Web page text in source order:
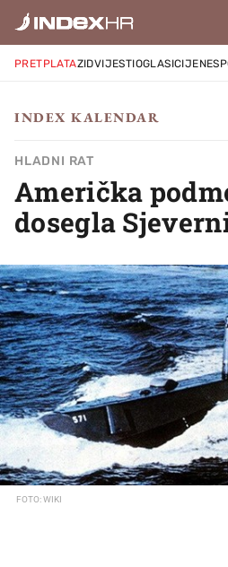
PRETPLATAZIDVIJESTIOGLASICIJENE
INDEX KALENDAR
HLADNI RAT
Američka
dosegla
FOTO: WIKI